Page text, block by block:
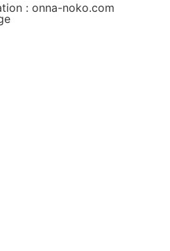
: onna-noko.com